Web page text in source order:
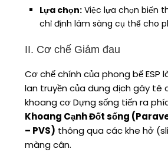
Lựa chọn: Việc lựa chọn biến
chỉ định lâm sàng cụ thể cho
II. Cơ chế Giảm đau
Cơ chế chính của phong bế ESP
lan truyền của dung dịch gây tê
khoang cơ Dựng sống tiến ra
Khoang Cạnh Đốt sống
– PVS) thông qua các khe hở
màng cân.